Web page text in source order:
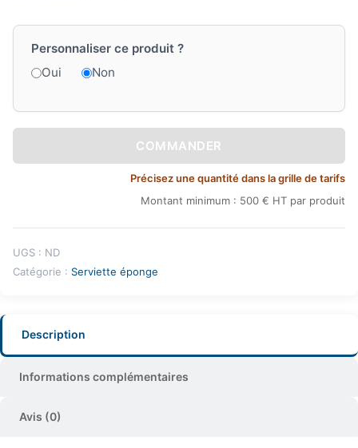
Personnaliser ce produit ?
Oui
Non
COMMANDER
Précisez une quantité dans la grille de tarifs
Montant minimum : 500 € HT par produit
UGS : ND
Catégorie : Serviette éponge
Description
Informations complémentaires
Avis (0)